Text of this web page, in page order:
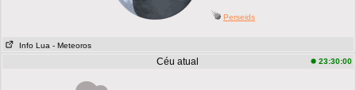
Perseids
Info Lua - Meteoros
Céu atual 23:30:00